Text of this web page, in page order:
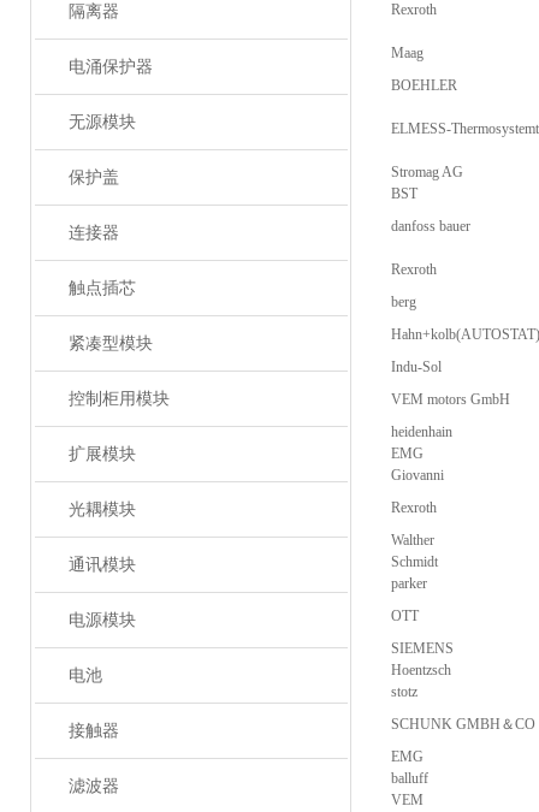
隔离器
电涌保护器
无源模块
保护盖
连接器
触点插芯
紧凑型模块
控制柜用模块
扩展模块
光耦模块
通讯模块
电源模块
电池
接触器
滤波器
Rexroth
Maag
BOEHLER
ELMESS-
Stromag AG
BST
danfoss bauer
Rexroth
berg
Hahn+kolb(AUTOSTAT)
Indu-Sol
VEM motors GmbH
heidenhain
EMG
Giovanni
Rexroth
Walther
Schmidt
parker
OTT
SIEMENS
Hoentzsch
stotz
SCHUNK GMBH＆CO
EMG
balluff
VEM